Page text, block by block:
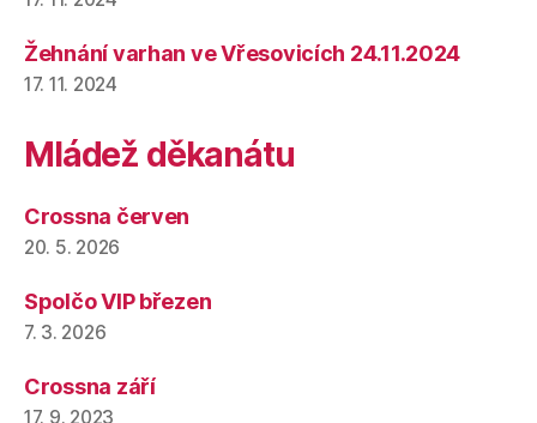
Žehnání varhan ve Vřesovicích 24.11.2024
17. 11. 2024
Mládež děkanátu
Crossna červen
20. 5. 2026
Spolčo VIP březen
7. 3. 2026
Crossna září
17. 9. 2023